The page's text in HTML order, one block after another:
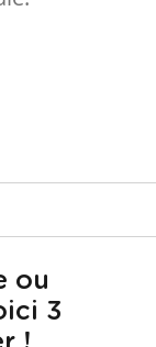
ou
3